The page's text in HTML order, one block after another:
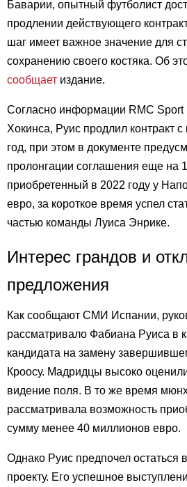
Баварии, опытный футболист
продлении действующего
шаг имеет важное значение для
сохранению своего костяка. Об
сообщает издание.
Согласно информации RMC Sport
Хокинса, Руис продлил контракт
год, при этом в документе
пролонгации соглашения еще на
приобретенный в 2022 году у
евро, за короткое время успел
частью команды Луиса Энрике.
Интерес грандов и
предложения
Как сообщают СМИ Испании,
рассматривало Фабиана Руиса в
кандидата на замену
Кроосу. Мадридцы высоко
видение поля. В то же время
рассматривала возможность
сумму менее 40 миллионов евро.
Однако Руис предпочел
проекту. Его успешное